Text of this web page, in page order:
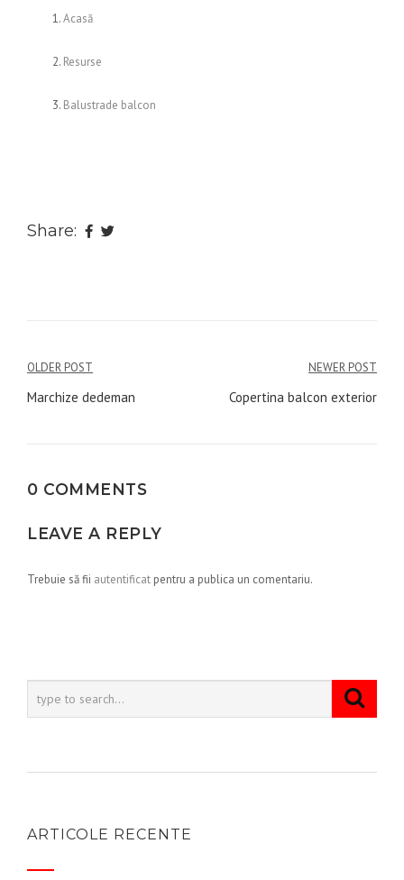
Acasă
Resurse
Balustrade balcon
Share:
Navigare
în
OLDER POST
Marchize dedeman
NEWER POST
Copertina balcon exterior
0 COMMENTS
LEAVE A REPLY
Trebuie să fii autentificat pentru a publica un comentariu.
ARTICOLE RECENTE